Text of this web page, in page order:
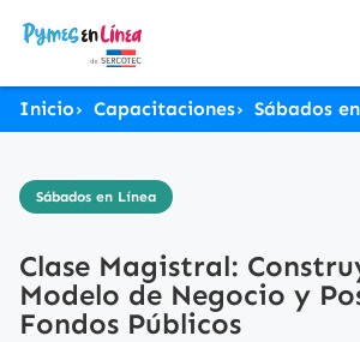
Inicio Capacitaciones Sábados
Sábados en Línea
Clase Magistral:
Modelo de Negocio y
Fondos Públicos